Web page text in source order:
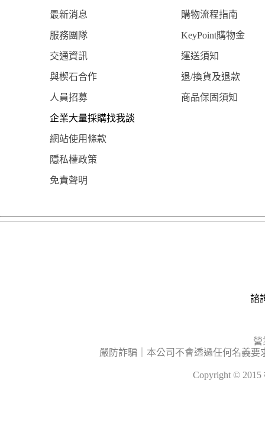
最新消息 購物流程指南
服務團隊 KeyPoint購物金
交通資訊 運送須知
與楔石合作 退/換貨及退款
人員招募 商品保固須知
企業大量採購找我談
網站使用條款
隱私權政策
免責聲明
諮
營
嚴防詐騙｜本公司不會透過任何名義
Copyright ©